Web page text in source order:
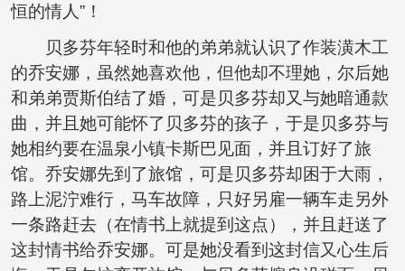
恒的情人”！
贝多芬年轻时和他的弟弟就认识了作装潢木工
的乔安娜，虽然她喜欢他，但他却不理她，尔后她
和弟弟贾斯伯结了婚，可是贝多芬却又与她暗通款
曲，并且她可能怀了贝多芬的孩子，于是贝多芬与
她相约要在温泉小镇卡斯巴见面，并且订好了旅
馆。乔安娜先到了旅馆，可是贝多芬却困于大雨，
路上泥泞难行，马车故障，只好另雇一辆车走另外
一条路赶去（在情书上就提到这点），并且赶送了
这封情书给乔安娜。可是她没看到这封信又心生后